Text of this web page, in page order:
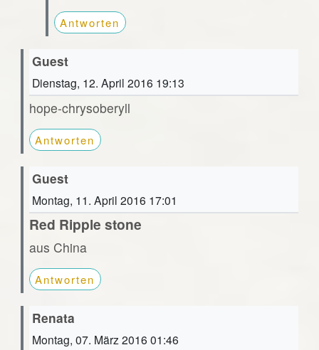
Antworten
Guest
Dienstag, 12. April 2016 19:13
hope-chrysoberyll
Antworten
Guest
Montag, 11. April 2016 17:01
Red Ripple stone
aus China
Antworten
Renata
Montag, 07. März 2016 01:46